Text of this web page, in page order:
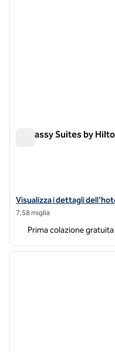
Embassy Suites by
Visualizza i dettagli
Visualizza i dettagli
7,58 miglia
Prima colazione gratuita
1 di 12